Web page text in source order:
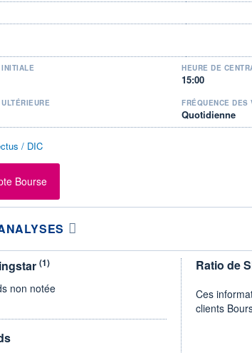
INITIALE HEURE DE
15:00
FRÉQUENCE DES
Quotidienne
/ DIC
Bourse
(1)
non notée
Ratio de
Ces
clients